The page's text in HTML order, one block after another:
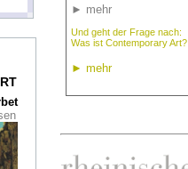
► mehr
Und geht der Frage nach:
Was ist Contemporary Art?
► mehr
in